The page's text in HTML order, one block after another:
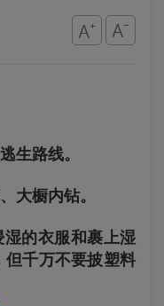
生路线。
大橱内钻。
的衣服和裹上湿
但千万不要披塑料